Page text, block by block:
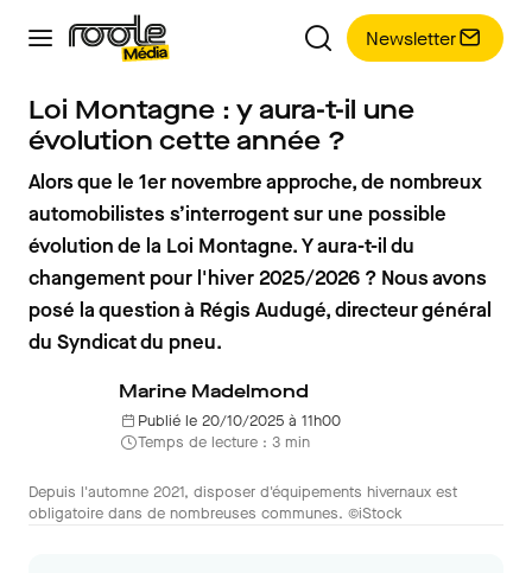
Newsletter
Loi Montagne : y aura-t-il une
évolution cette année ?
Alors que le 1er novembre approche, de nombreux
automobilistes s’interrogent sur une possible
évolution de la Loi Montagne. Y aura-t-il du
changement pour l'hiver 2025/2026 ? Nous avons
posé la question à Régis Audugé, directeur général
du Syndicat du pneu.
Marine Madelmond
Publié le 20/10/2025 à 11h00
Temps de lecture : 3 min
Depuis l'automne 2021, disposer d'équipements hivernaux est
obligatoire dans de nombreuses communes. ©iStock